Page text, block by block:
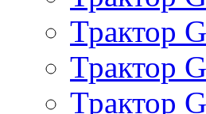
Трактор
Трактор
Трактор